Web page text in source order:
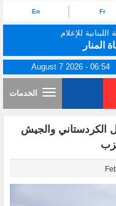
Fr
En
للإعلام
المنار
August 7 2026 - 06:54
الخدمات
الكردستاني والجيش